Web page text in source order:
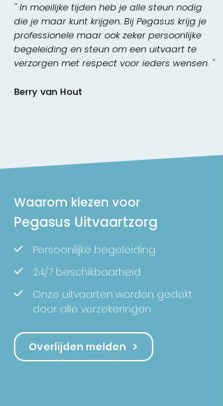
'' In moeilijke tijden heb je alle steun nodig
die je maar kunt krijgen. Bij Pegasus krijg je
professionele maar ook zeker persoonlijke
begeleiding en steun om een uitvaart te
verzorgen met respect voor ieders wensen. ''
Berry van Hout
Waarom kiezen voor
Pegasus Uitvaartzorg
Persoonlijke begeleiding
24/7 beschikbaarheid
Onze uitvaarten worden gedekt
door alle verzekeringen
Overlijden melden